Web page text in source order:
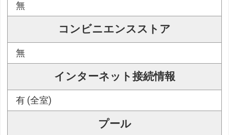
無
コンビニエンスストア
無
インターネット接続情報
有 (全室)
プール